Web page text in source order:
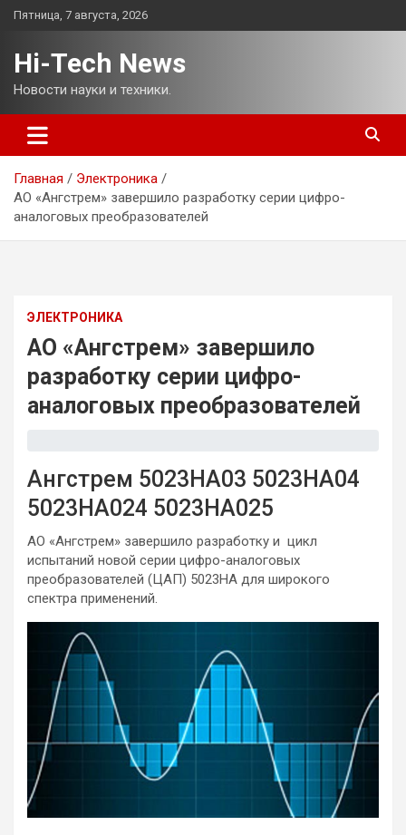
Перейти
Пятница, 7 августа, 2026
Hi-Tech News
Новости науки и техники.
Главная
Электроника
АО «Ангстрем» завершило разработку серии цифро-
аналоговых преобразователей
ЭЛЕКТРОНИКА
АО «Ангстрем» завершило
разработку серии цифро-
аналоговых преобразователей
Ангстрем 5023НА03 5023НА04
5023НА024 5023НА025
АО «Ангстрем» завершило разработку и цикл
испытаний новой серии цифро-аналоговых
преобразователей (ЦАП) 5023НА для широкого
спектра применений.